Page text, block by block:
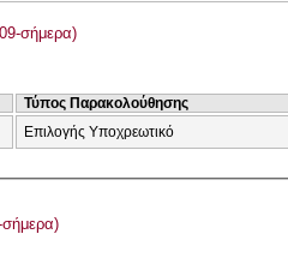
σήμερα)
Τύπος Παρακολούθησης
Επιλογής Υποχρεωτικό